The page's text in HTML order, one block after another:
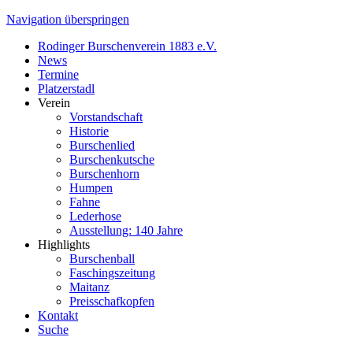
Navigation überspringen
Rodinger Burschenverein 1883 e.V.
News
Termine
Platzerstadl
Verein
Vorstandschaft
Historie
Burschenlied
Burschenkutsche
Burschenhorn
Humpen
Fahne
Lederhose
Ausstellung: 140 Jahre
Highlights
Burschenball
Faschingszeitung
Maitanz
Preisschafkopfen
Kontakt
Suche